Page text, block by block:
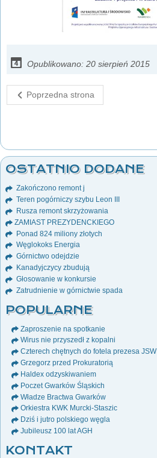
Opublikowano: 20 sierpień 2015
Poprzedna strona
OSTATNIO DODANE
Zakończono remont j
Teren pogórniczy szybu Leon III
Rusza remont skrzyżowania
ZAMIAST PREZYDENCKIEGO
Ponad 824 miliony złotych
Węglokoks Energia
Górnictwo odejdzie
Kanadyjczycy zbudują
Głosowanie w konkursie
Zatrudnienie w górnictwie spada
POPULARNE
Zaproszenie na spotkanie
Wirus nie przyszedł z kopalni
Czterech chętnych do fotela prezesa JSW
Grzegorz przed Prokuratorią
Haldex odzyskiwaniem
Poczet Gwarków Śląskich
Władze Bractwa Gwarków
Orkiestra KWK Murcki-Staszic
Dziś i jutro polskiego węgla
Jubileusz 100 lat AGH
KONTAKT